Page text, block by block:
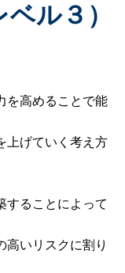
ル３）
を高めることで能
上げていく考え方
することによって
高いリスクに割り